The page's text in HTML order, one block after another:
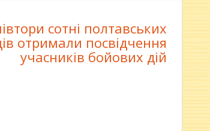
сотні полтавських
отримали посвідчення
учасників бойових дій